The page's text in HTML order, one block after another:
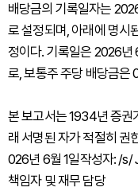
배당금의 기록일자는
로 설정되며, 아래에 명시
정이다. 기록일은 2026
로, 보통주 주당 배당금은
본 보고서는 1934년 증권
래 서명된 자가 적절히 권
026년 6월 1일작성자: /s/
책임자 및 재무 담당